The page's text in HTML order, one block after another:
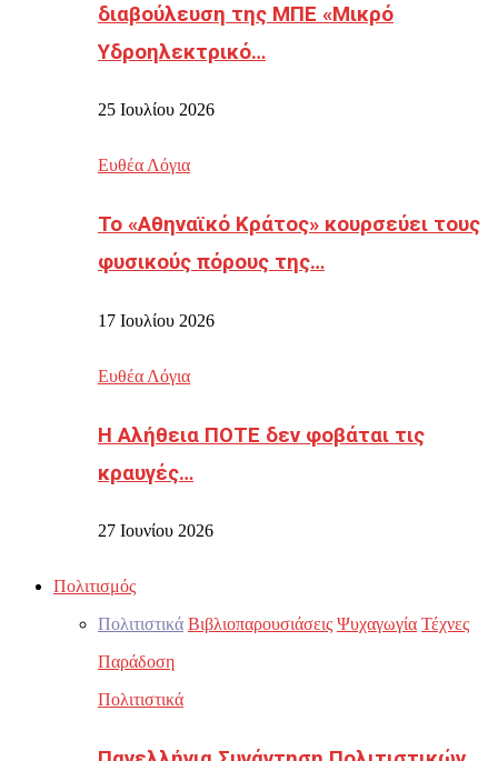
διαβούλευση της ΜΠΕ «Μικρό
Υδροηλεκτρικό…
25 Ιουλίου 2026
Ευθέα Λόγια
Το «Αθηναϊκό Κράτος» κουρσεύει τους
φυσικούς πόρους της…
17 Ιουλίου 2026
Ευθέα Λόγια
Η Αλήθεια ΠΟΤΕ δεν φοβάται τις
κραυγές…
27 Ιουνίου 2026
Πολιτισμός
Πολιτιστικά Βιβλιοπαρουσιάσεις Ψυχαγωγία Τέχνες
Παράδοση
Πολιτιστικά